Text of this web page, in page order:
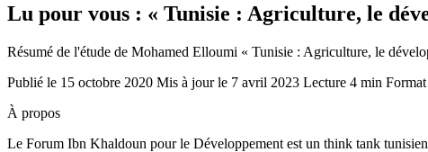
Lu pour vous : « Tunisie : Agriculture, le
Résumé de l'étude de Mohamed Elloumi « Tunisie : Agriculture, le
Publié le 15 octobre 2020 Mis à jour le 7 avril 2023 Lecture 4 min Format
À propos
Le Forum Ibn Khaldoun pour le Développement est un think tank